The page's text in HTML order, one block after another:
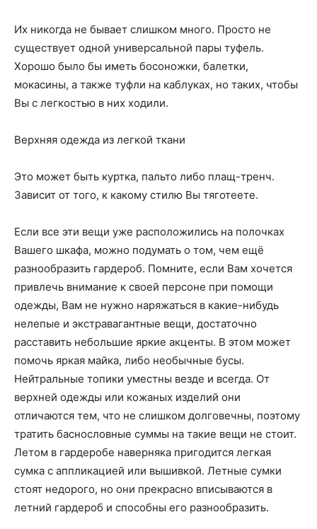
Их никогда не бывает слишком много. Просто не
существует одной универсальной пары туфель.
Хорошо было бы иметь босоножки, балетки,
мокасины, а также туфли на каблуках, но таких, чтобы
Вы с легкостью в них ходили.
Верхняя одежда из легкой ткани
Это может быть куртка, пальто либо плащ-тренч.
Зависит от того, к какому стилю Вы тяготеете.
Если все эти вещи уже расположились на полочках
Вашего шкафа, можно подумать о том, чем ещё
разнообразить гардероб. Помните, если Вам хочется
привлечь внимание к своей персоне при помощи
одежды, Вам не нужно наряжаться в какие-нибудь
нелепые и экстравагантные вещи, достаточно
расставить небольшие яркие акценты. В этом может
помочь яркая майка, либо необычные бусы.
Нейтральные топики уместны везде и всегда. От
верхней одежды или кожаных изделий они
отличаются тем, что не слишком долговечны, поэтому
тратить баснословные суммы на такие вещи не стоит.
Летом в гардеробе наверняка пригодится легкая
сумка с аппликацией или вышивкой. Летные сумки
стоят недорого, но они прекрасно вписываются в
летний гардероб и способны его разнообразить.